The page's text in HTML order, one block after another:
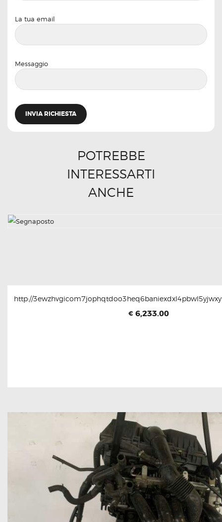
La tua email
Messaggio
POTREBBE
INTERESSARTI
ANCHE
http://
€ 6,233.00